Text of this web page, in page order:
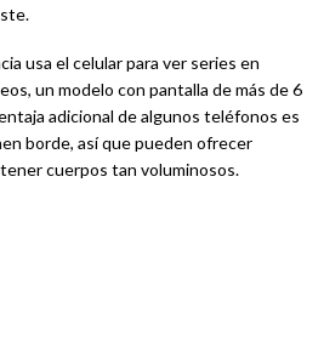
usa el celular para ver series en
un modelo con pantalla de más de 6
adicional de algunos teléfonos es
borde, así que pueden ofrecer
cuerpos tan voluminosos.